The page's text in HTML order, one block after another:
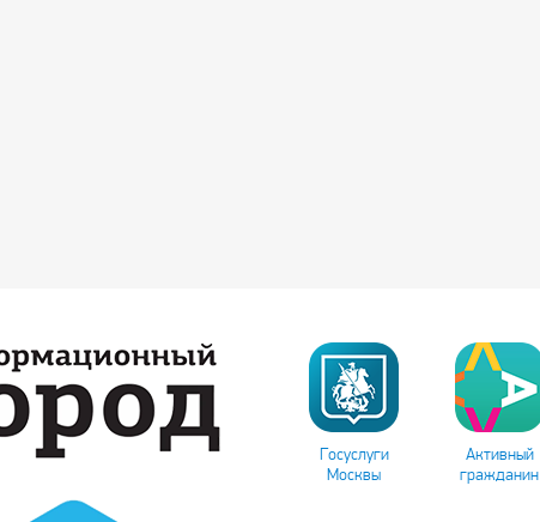
Госуслуги
Москвы
Активный
гражданин